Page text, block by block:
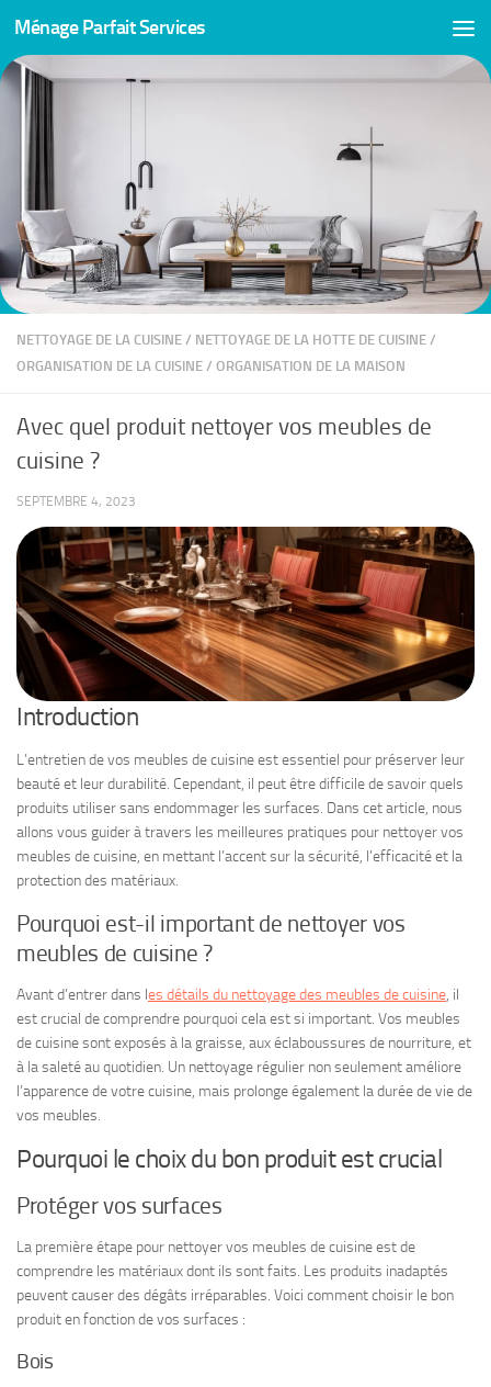
Skip to content
Ménage Parfait Services
NETTOYAGE DE LA CUISINE / NETTOYAGE DE LA HOTTE DE CUISINE /
ORGANISATION DE LA CUISINE / ORGANISATION DE LA MAISON
Avec quel produit nettoyer vos meubles de
cuisine ?
SEPTEMBRE 4, 2023
Introduction
L’entretien de vos meubles de cuisine est essentiel pour préserver leur
beauté et leur durabilité. Cependant, il peut être difficile de savoir quels
produits utiliser sans endommager les surfaces. Dans cet article, nous
allons vous guider à travers les meilleures pratiques pour nettoyer vos
meubles de cuisine, en mettant l’accent sur la sécurité, l’efficacité et la
protection des matériaux.
Pourquoi est-il important de nettoyer vos
meubles de cuisine ?
Avant d’entrer dans les détails du nettoyage des meubles de cuisine, il
est crucial de comprendre pourquoi cela est si important. Vos meubles
de cuisine sont exposés à la graisse, aux éclaboussures de nourriture, et
à la saleté au quotidien. Un nettoyage régulier non seulement améliore
l’apparence de votre cuisine, mais prolonge également la durée de vie de
vos meubles.
Pourquoi le choix du bon produit est crucial
Protéger vos surfaces
La première étape pour nettoyer vos meubles de cuisine est de
comprendre les matériaux dont ils sont faits. Les produits inadaptés
peuvent causer des dégâts irréparables. Voici comment choisir le bon
produit en fonction de vos surfaces :
Bois